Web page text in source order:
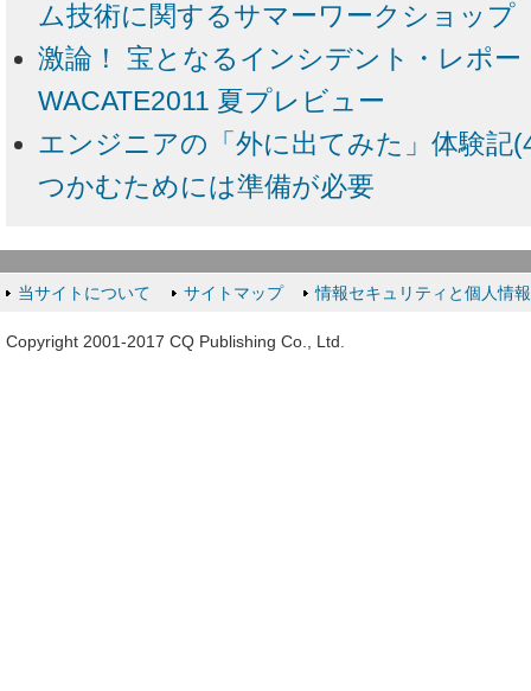
ム技術に関するサマーワークショップ
激論！ 宝となるインシデント・レポ
WACATE2011 夏プレビュー
エンジニアの「外に出てみた」体験
つかむためには準備が必要
当サイトについて サイトマップ 情報セキュリティと個人情
Copyright 2001-2017 CQ Publishing Co., Ltd.